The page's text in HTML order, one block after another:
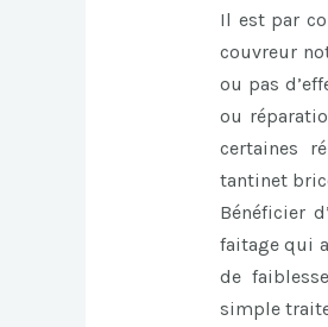
Il est par
couvreur
ou pas
ou
certaines
tantinet
Bénéficier
faitage qui
de
simple